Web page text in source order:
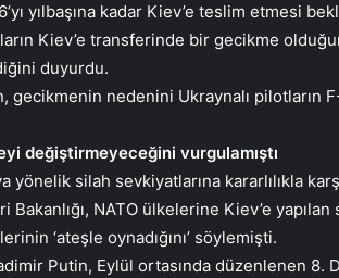
yılbaşına kadar Kiev’e teslim etmesi
Kiev’e transferinde bir gecikme
duyurdu.
gecikmenin nedenini Ukraynalı pilotların
değiştirmeyeceğini vurgulamıştı
yönelik silah sevkiyatlarına kararlılıkla
Bakanlığı, NATO ülkelerine Kiev’e
‘ateşle oynadığını’ söylemişti.
Putin, Eylül ortasında düzenlenen 8.